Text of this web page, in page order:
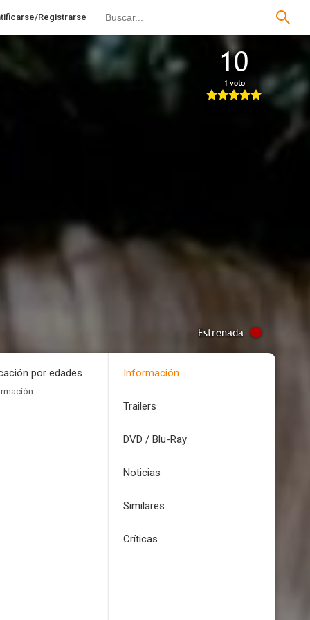
Registrarse
10
1 voto
Estrenada
por edades Información
Trailers
DVD / Blu-Ray
Noticias
Similares
Críticas